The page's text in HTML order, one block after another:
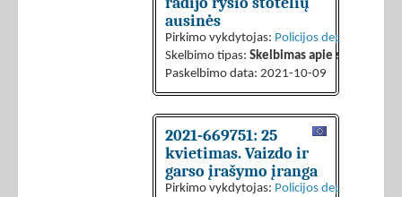
ausinės
Pirkimo vykdytojas: Policijos
Skelbimo tipas: Skelbimas apie sutarties
Paskelbimo data: 2021-10-09
2021-669751: 25
kvietimas. Vaizdo ir
garso įrašymo įranga
Pirkimo vykdytojas: Policijos